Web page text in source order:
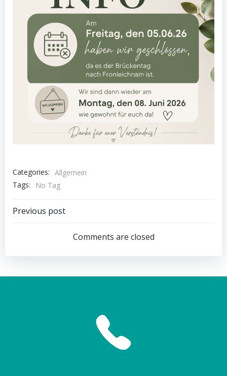
Categories: Allgemein
Tags:
No Tag
Post
navigation
Previous post
Comments are closed